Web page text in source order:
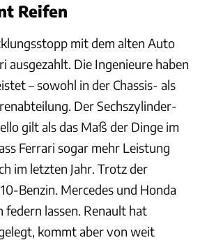
Reifen
mit dem alten Auto
ausgezahlt. Die Ingenieure haben
– sowohl in der Chassis- als
Der Sechszylinder-
gilt als das Maß der Dinge im
Ferrari sogar mehr Leistung
im letzten Jahr. Trotz der
Benzin. Mercedes und Honda
federn lassen. Renault hat
kommt aber von weit